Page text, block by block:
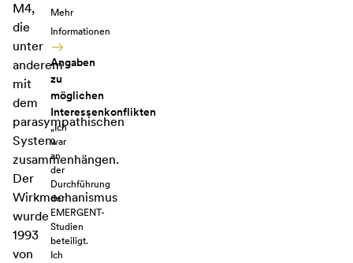
M4,
die
unter
anderem
mit
dem
parasympathischen
System
zusammenhängen.
Der
Wirkmechanismus
wurde
1993
von
Mehr
Informationen
Angaben
zu
möglichen
Interessenkonflikten
„Ich
war
an
der
Durchführung
der
EMERGENT-
Studien
beteiligt.
Ich